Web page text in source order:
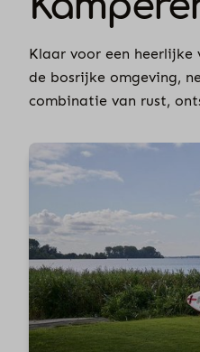
Klaar voor een
de bosrijke omgeving,
combinatie van rust,